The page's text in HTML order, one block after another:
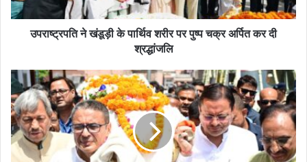
खं
डू
र्थि
श
री
र
प
उपराष्ट्रपति ने खंडूड़ी के पार्थिव शरीर पर पुष्प चक्र अर्पित कर दी
श्रद्धांजलि
पू
र्व
मु
ख्य
मं
त्री